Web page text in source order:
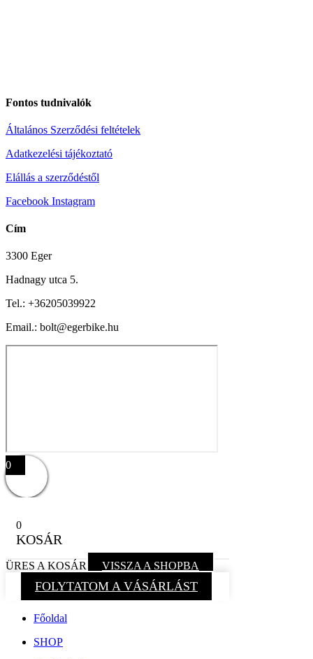
Fontos tudnivalók
Általános Szerződési feltételek
Adatkezelési tájékoztató
Elállás a szerződéstől
Facebook Instagram
Cím
3300 Eger
Hadnagy utca 5.
Tel.: +36205039922
Email.: bolt@egerbike.hu
0
0
KOSÁR
ÜRES A KOSÁR VISSZA A SHOPBA
FOLYTATOM A VÁSÁRLÁST
Főoldal
SHOP